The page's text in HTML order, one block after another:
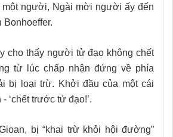
người, Ngài mời người ấy đến
Bonhoeffer.
cho thấy người tử đạo không chết
từ lúc chấp nhận đứng về phía
bị loại trừ. Khởi đầu của một cái
‘chết trước tử đạo!’.
bị “khai trừ khỏi hội đường”